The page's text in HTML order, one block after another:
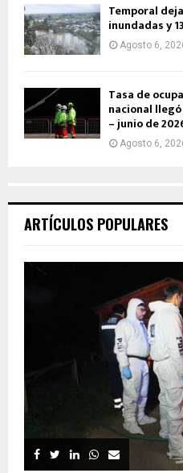
Temporal
inundadas y
Agosto 6,
Tasa de
nacional
– junio de
Agosto 6,
ARTÍCULOS POPULARES